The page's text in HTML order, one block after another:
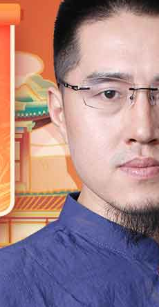
2025 2024
2023
2019 2018
2012 2011
2006 2005
2003
1999 1998
1997
1993 1991
1990
1986 1985
1984
1980 1979 1978
1977
1973 1972
1971
1967 1966 1965
1964
1960 1959
1958
1953 1952
1951
1947
1941 1940 1939
1938
1934 1933
1932